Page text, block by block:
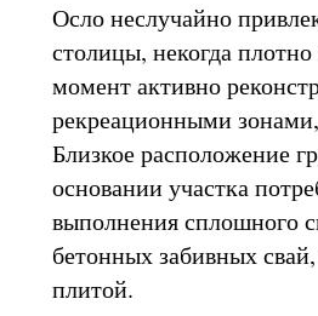
Осло неслучайно
столицы, некогда
момент активно
рекреационными
Близкое расположение
основании участка
выполнения сплошного
бетонных забивных
плитой.